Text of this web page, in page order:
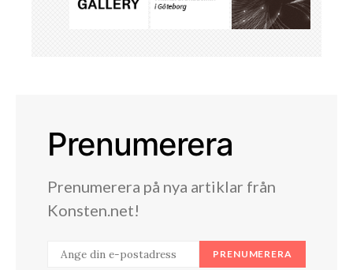
Prenumerera
Prenumerera på nya artiklar från
Konsten.net!
PRENUMERERA